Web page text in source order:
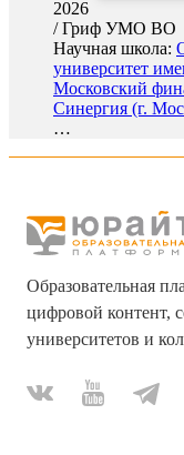
2026
/Гриф УМО ВО
Научная школа:
университет
Московский
Синергия (г.
…
Образовательная
цифровой контент,
университетов и